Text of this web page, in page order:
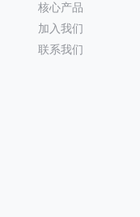
核心产品
加入我们
联系我们